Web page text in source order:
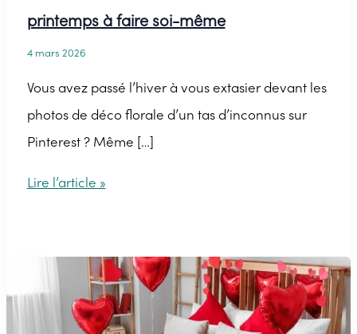
printemps à faire soi-même
4 mars 2026
Vous avez passé l’hiver à vous extasier devant les
photos de déco florale d’un tas d’inconnus sur
Pinterest ? Même […]
Les
compositions
florales
Lire l’article »